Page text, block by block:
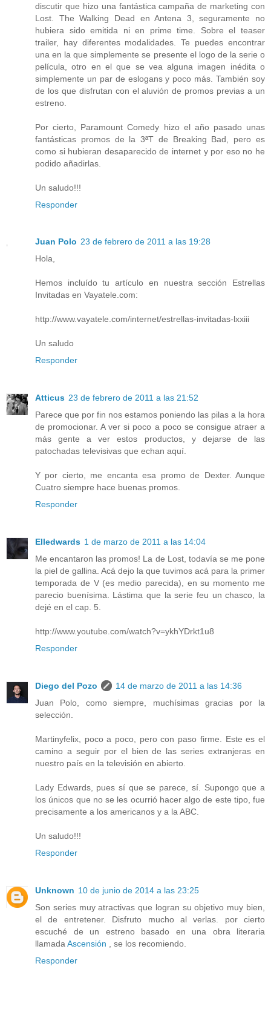
discutir que hizo una fantástica campaña de marketing con
Lost. The Walking Dead en Antena 3, seguramente no
hubiera sido emitida ni en prime time. Sobre el teaser
trailer, hay diferentes modalidades. Te puedes encontrar
una en la que simplemente se presente el logo de la serie o
película, otro en el que se vea alguna imagen inédita o
simplemente un par de eslogans y poco más. También soy
de los que disfrutan con el aluvión de promos previas a un
estreno.
Por cierto, Paramount Comedy hizo el año pasado unas
fantásticas promos de la 3ªT de Breaking Bad, pero es
como si hubieran desaparecido de internet y por eso no he
podido añadirlas.
Un saludo!!!
Responder
Juan Polo 23 de febrero de 2011 a las 19:28
Hola,
Hemos incluído tu artículo en nuestra sección Estrellas
Invitadas en Vayatele.com:
http://www.vayatele.com/internet/estrellas-invitadas-lxxiii
Un saludo
Responder
Atticus 23 de febrero de 2011 a las 21:52
Parece que por fin nos estamos poniendo las pilas a la hora
de promocionar. A ver si poco a poco se consigue atraer a
más gente a ver estos productos, y dejarse de las
patochadas televisivas que echan aquí.
Y por cierto, me encanta esa promo de Dexter. Aunque
Cuatro siempre hace buenas promos.
Responder
Elledwards 1 de marzo de 2011 a las 14:04
Me encantaron las promos! La de Lost, todavía se me pone
la piel de gallina. Acá dejo la que tuvimos acá para la primer
temporada de V (es medio parecida), en su momento me
parecio buenísima. Lástima que la serie feu un chasco, la
dejé en el cap. 5.
http://www.youtube.com/watch?v=ykhYDrkt1u8
Responder
Diego del Pozo
14 de marzo de 2011 a las 14:36
Juan Polo, como siempre, muchísimas gracias por la
selección.
Martinyfelix, poco a poco, pero con paso firme. Este es el
camino a seguir por el bien de las series extranjeras en
nuestro país en la televisión en abierto.
Lady Edwards, pues sí que se parece, sí. Supongo que a
los únicos que no se les ocurrió hacer algo de este tipo, fue
precisamente a los americanos y a la ABC.
Un saludo!!!
Responder
Unknown 10 de junio de 2014 a las 23:25
Son series muy atractivas que logran su objetivo muy bien,
el de entretener. Disfruto mucho al verlas. por cierto
escuché de un estreno basado en una obra literaria
llamadaAscensión , se los recomiendo.
Responder